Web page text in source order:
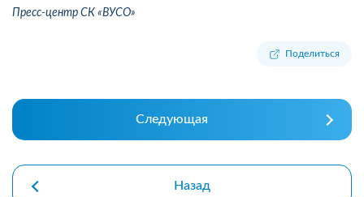
Пресс-центр СК «ВУСО»
Поделиться
Следующая
Назад